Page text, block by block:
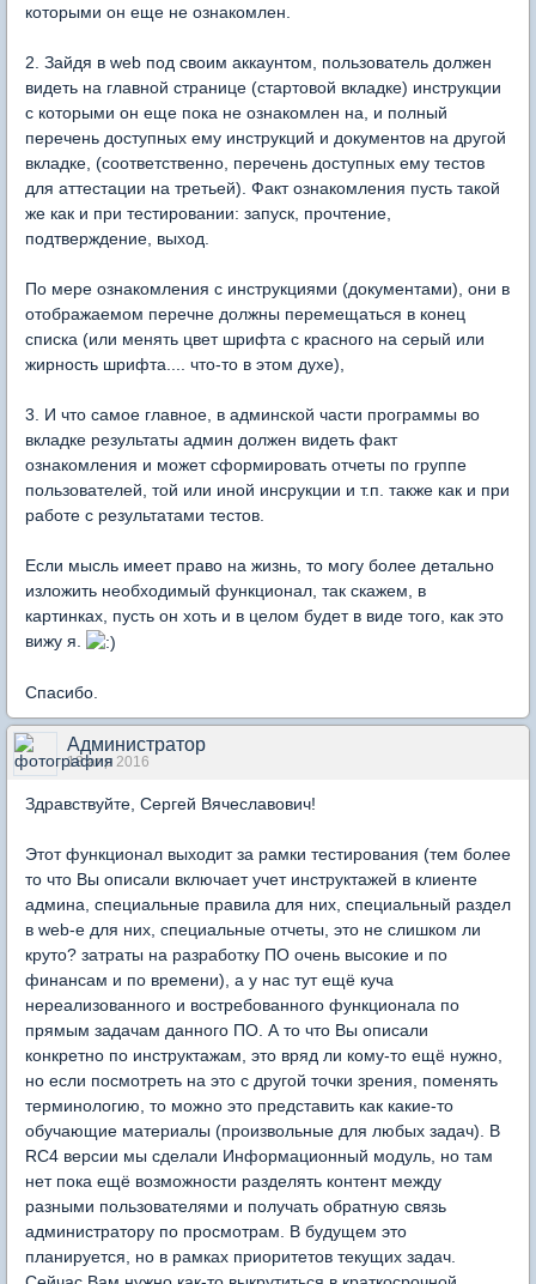
которыми он еще не ознакомлен.
2. Зайдя в web под своим аккаунтом, пользователь должен
видеть на главной странице (стартовой вкладке) инструкции
с которыми он еще пока не ознакомлен на, и полный
перечень доступных ему инструкций и документов на другой
вкладке, (соответственно, перечень доступных ему тестов
для аттестации на третьей). Факт ознакомления пусть такой
же как и при тестировании: запуск, прочтение,
подтверждение, выход.
По мере ознакомления с инструкциями (документами), они в
отображаемом перечне должны перемещаться в конец
списка (или менять цвет шрифта с красного на серый или
жирность шрифта.... что-то в этом духе),
3. И что самое главное, в админской части программы во
вкладке результаты админ должен видеть факт
ознакомления и может сформировать отчеты по группе
пользователей, той или иной инсрукции и т.п. также как и при
работе с результатами тестов.
Если мысль имеет право на жизнь, то могу более детально
изложить необходимый функционал, так скажем, в
картинках, пусть он хоть и в целом будет в виде того, как это
вижу я.
Спасибо.
Администратор
18 апр 2016
Здравствуйте, Сергей Вячеславович!
Этот функционал выходит за рамки тестирования (тем более
то что Вы описали включает учет инструктажей в клиенте
админа, специальные правила для них, специальный раздел
в web-е для них, специальные отчеты, это не слишком ли
круто? затраты на разработку ПО очень высокие и по
финансам и по времени), а у нас тут ещё куча
нереализованного и востребованного функционала по
прямым задачам данного ПО. А то что Вы описали
конкретно по инструктажам, это вряд ли кому-то ещё нужно,
но если посмотреть на это с другой точки зрения, поменять
терминологию, то можно это представить как какие-то
обучающие материалы (произвольные для любых задач). В
RC4 версии мы сделали Информационный модуль, но там
нет пока ещё возможности разделять контент между
разными пользователями и получать обратную связь
администратору по просмотрам. В будущем это
планируется, но в рамках приоритетов текущих задач.